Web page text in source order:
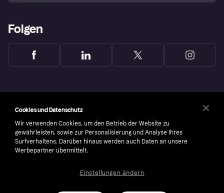
Folgen
Cookies und Datenschutz
Wir verwenden Cookies, um den Betrieb der Website zu
gewährleisten, sowie zur Personalisierung und Analyse Ihres
Surfverhaltens. Darüber hinaus werden auch Daten an unsere
Werbepartner übermittelt.
Einstellungen ändern